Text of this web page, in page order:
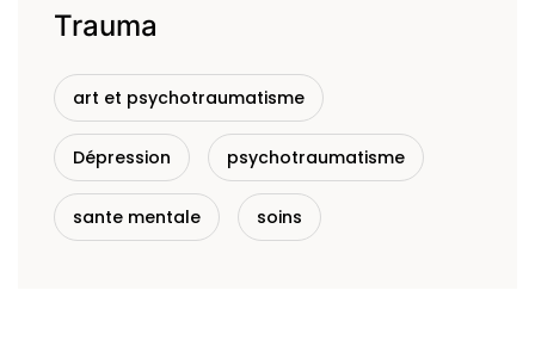
Trauma
art et psychotraumatisme
Dépression psychotraumatisme
sante mentale soins